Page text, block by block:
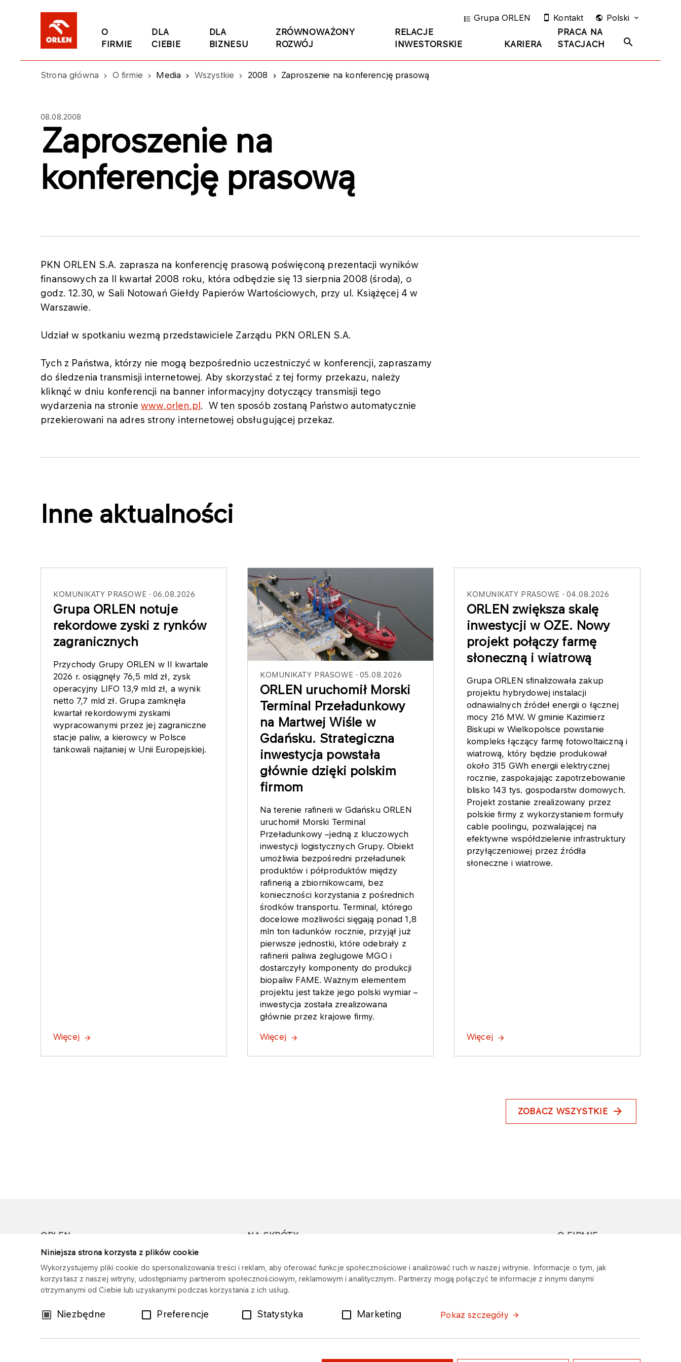
Niniejsza strona korzysta z plików cookie
Wykorzystujemy pliki cookie do spersonalizowania treści i reklam, aby oferować funkcje społecznościowe i analizować ruch w naszej witrynie. Informacje o tym, jak
korzystasz z naszej witryny, udostępniamy partnerom społecznościowym, reklamowym i analitycznym. Partnerzy mogą połączyć te informacje z innymi danymi
otrzymanymi od Ciebie lub uzyskanymi podczas korzystania z ich usług.
WybórNiezbędne Preferencje Statystyka Marketing Pokaż szczegóły
O
FIRMIE
DLA
CIEBIE
DLA
BIZNESU
ZRÓWNOWAŻONY
ROZWÓJ
RELACJE
INWESTORSKIE
KARIERA
PRACA NA
STACJACH
Grupa ORLEN Kontakt Polski
Strona główna O firmie Media Wszystkie 2008 Zaproszenie na konferencję prasową
08.08.2008
Zaproszenie na
konferencję prasową
PKN ORLEN S.A. zaprasza na konferencję prasową poświęconą prezentacji wyników
finansowych za II kwartał 2008 roku, która odbędzie się 13 sierpnia 2008 (środa), o
godz. 12.30, w Sali Notowań Giełdy Papierów Wartościowych, przy ul. Książęcej 4 w
Warszawie.
Udział w spotkaniu wezmą przedstawiciele Zarządu PKN ORLEN S.A.
Tych z Państwa, którzy nie mogą bezpośrednio uczestniczyć w konferencji, zapraszamy
do śledzenia transmisji internetowej. Aby skorzystać z tej formy przekazu, należy
kliknąć w dniu konferencji na banner informacyjny dotyczący transmisji tego
wydarzenia na stronie www.orlen.pl. W ten sposób zostaną Państwo automatycznie
przekierowani na adres strony internetowej obsługującej przekaz.
Inne aktualności
KOMUNIKATY PRASOWE 06.08.2026
Grupa ORLEN notuje
rekordowe zyski z rynków
zagranicznych
Przychody Grupy ORLEN w II kwartale
2026 r. osiągnęły 76,5 mld zł, zysk
operacyjny LIFO 13,9 mld zł, a wynik
netto 7,7 mld zł. Grupa zamknęła
kwartał rekordowymi zyskami
wypracowanymi przez jej zagraniczne
stacje paliw, a kierowcy w Polsce
tankowali najtaniej w Unii Europejskiej.
Więcej
KOMUNIKATY PRASOWE 05.08.2026
ORLEN uruchomił Morski
Terminal Przeładunkowy
na Martwej Wiśle w
Gdańsku. Strategiczna
inwestycja powstała
głównie dzięki polskim
firmom
Na terenie rafinerii w Gdańsku ORLEN
uruchomił Morski Terminal
Przeładunkowy –jedną z kluczowych
inwestycji logistycznych Grupy. Obiekt
umożliwia bezpośredni przeładunek
produktów i półproduktów między
rafinerią a zbiornikowcami, bez
konieczności korzystania z pośrednich
środków transportu. Terminal, którego
docelowe możliwości sięgają ponad 1,8
mln ton ładunków rocznie, przyjął już
pierwsze jednostki, które odebrały z
rafinerii paliwa żeglugowe MGO i
dostarczyły komponenty do produkcji
biopaliw FAME. Ważnym elementem
projektu jest także jego polski wymiar –
inwestycja została zrealizowana
głównie przez krajowe firmy.
Więcej
KOMUNIKATY PRASOWE 04.08.2026
ORLEN zwiększa skalę
inwestycji w OZE. Nowy
projekt połączy farmę
słoneczną i wiatrową
Grupa ORLEN sfinalizowała zakup
projektu hybrydowej instalacji
odnawialnych źródeł energii o łącznej
mocy 216 MW. W gminie Kazimierz
Biskupi w Wielkopolsce powstanie
kompleks łączący farmę fotowoltaiczną i
wiatrową, który będzie produkował
około 315 GWh energii elektrycznej
rocznie, zaspokajając zapotrzebowanie
blisko 143 tys. gospodarstw domowych.
Projekt zostanie zrealizowany przez
polskie firmy z wykorzystaniem formuły
cable poolingu, pozwalającej na
efektywne współdzielenie infrastruktury
przyłączeniowej przez źródła
słoneczne i wiatrowe.
Więcej
ZOBACZ WSZYSTKIE
ORLEN
Copyright © 1996-2026
Wszystkie prawa zastrzeżone
NA SKRÓTY
oszustwami
Mapa stacji
Dotacje
reklamację
O FIRMIE
Wymagania